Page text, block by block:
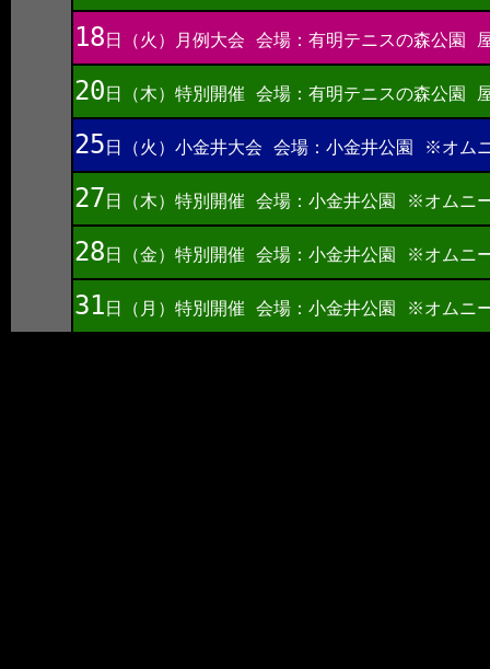
18日（火）月例大会 会場：有明テニスの森公園
20日（木）特別開催 会場：有明テニスの森公園
25日（火）小金井大会 会場：小金井公園 ※オム
27日（木）特別開催 会場：小金井公園 ※オムニ
28日（金）特別開催 会場：小金井公園 ※オムニ
31日（月）特別開催 会場：小金井公園 ※オムニ